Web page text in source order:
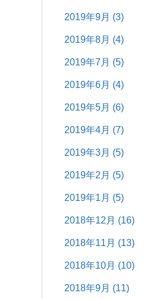
2019年9月 (3)
2019年8月 (4)
2019年7月 (5)
2019年6月 (4)
2019年5月 (6)
2019年4月 (7)
2019年3月 (5)
2019年2月 (5)
2019年1月 (5)
2018年12月 (16)
2018年11月 (13)
2018年10月 (10)
2018年9月 (11)